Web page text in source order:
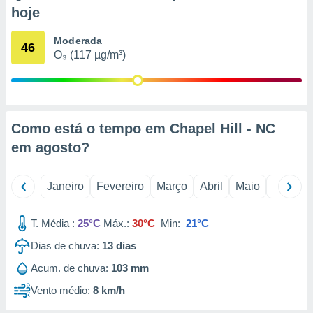
qual se
tal,
ou opor-
qualquer
de
ou aceder
num
para
hoje
46 Moderada
O₃ (117 µg/m³)
Como está o tempo em Chapel Hill - NC
em agosto?
Janeiro Fevereiro Março Abril Maio Junho
T. Média : 25°C Máx.: 30°C Min: 21°C
Dias de chuva: 13 dias
Acum. de chuva: 103 mm
Vento médio: 8 km/h